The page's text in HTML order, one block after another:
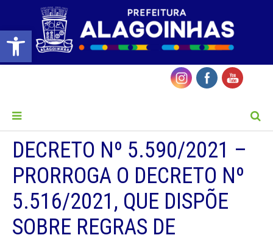
Barra de Ferramentas Aberta
DECRETO Nº 5.590/2021 –
PRORROGA O DECRETO Nº
5.516/2021, QUE DISPÕE
SOBRE REGRAS DE